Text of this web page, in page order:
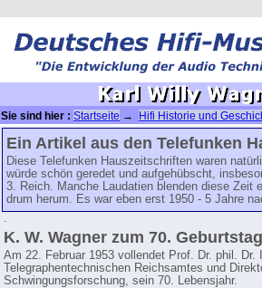
Sie sind hier : Startseite → Hifi Historie und
Wagner
Ein Artikel aus den Telefunken
Diese Telefunken Hauszeitschriften waren
würde schön geredet und aufgehübscht,
3. Reich. Manche Laudatien blenden diese Zeit
drum herum. Es war eben erst 1950 - 5 Jahre
.
K. W. Wagner zum 70. Geburtstag
Am 22. Februar 1953 vollendet Prof. Dr. phil.
Telegraphentechnischen Reichsamtes und
Schwingungsforschung, sein 70. Lebensjahr.